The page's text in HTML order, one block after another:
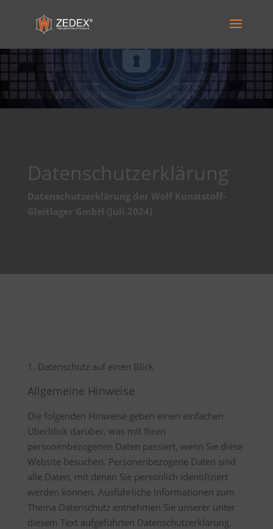
Datenschutzerklärung
Datenschutzerklärung der Wolf Kunststoff-
Gleitlager GmbH (Juli 2024)
1. Datenschutz auf einen Blick
Allgemeine Hinweise
Die folgenden Hinweise geben einen einfachen
Überblick darüber, was mit Ihren
personenbezogenen Daten passiert, wenn Sie diese
Website besuchen. Personenbezogene Daten sind
alle Daten, mit denen Sie persönlich identifiziert
werden können. Ausführliche Informationen zum
Thema Datenschutz entnehmen Sie unserer unter
diesem Text aufgeführten Datenschutzerklärung.